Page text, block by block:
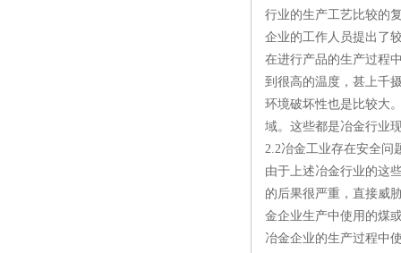
行业的生产工艺比较的
企业的工作人员提出了
在进行产品的生产过程
到很高的温度，甚上千
环境破坏性也是比较大
域。这些都是冶金行业
2.2冶金工业存在安全问
由于上述冶金行业的这
的后果很严重，直接威
金企业生产中使用的煤
冶金企业的生产过程中